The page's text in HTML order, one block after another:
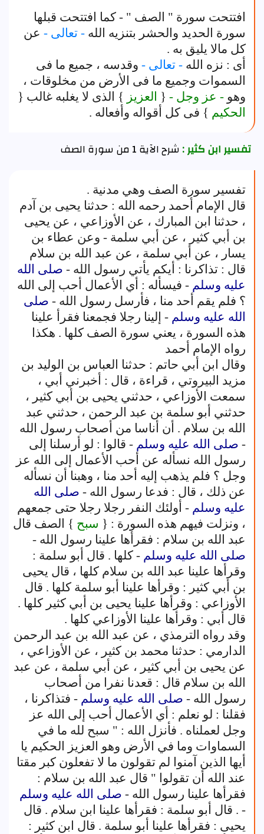
افتتحت سورة " الصف " - كما افتتحت قبلها
سورة الحديد والحشر بتنزيه الله - تعالى - عن
كل مالا يليق به .
أى : نزه الله - تعالى - وقدسه ، جميع ما فى
السموات وجميع ما فى الأرض من مخلوقات ،
وهو - عز وجل - { العزيز } الذى لا يغلبه غالب {
الحكيم } فى كل أقواله وأفعاله .
تفسير ابن كثير :شرح الآية 1 من سورة الصف
تفسير سورة الصف وهي مدنية .
قال الإمام أحمد رحمه الله : حدثنا يحيى بن آدم
، حدثنا ابن المبارك ، عن الأوزاعي ، عن يحيى
بن أبي كثير ، عن أبي سلمة - وعن عطاء بن
يسار ، عن أبي سلمة ، عن عبد الله بن سلام
قال : تذاكرنا : أيكم يأتي رسول الله - صلى الله
عليه وسلم - فيسأله : أي الأعمال أحب إلى الله
؟ فلم يقم أحد منا ، فأرسل رسول الله - صلى
الله عليه وسلم - إلينا رجلا فجمعنا فقرأ علينا
هذه السورة ، يعني سورة الصف كلها . هكذا
رواه الإمام أحمد
وقال ابن أبي حاتم : حدثنا العباس بن الوليد بن
مزيد البيروتي ، قراءة ، قال : أخبرني أبي ،
سمعت الأوزاعي ، حدثني يحيى بن أبي كثير ،
حدثني أبو سلمة بن عبد الرحمن ، حدثني عبد
الله بن سلام . أن أناسا من أصحاب رسول الله
- صلى الله عليه وسلم - قالوا : لو أرسلنا إلى
رسول الله نسأله عن أحب الأعمال إلى الله عز
وجل ؟ فلم يذهب إليه أحد منا ، وهبنا أن نسأله
عن ذلك ، قال : فدعا رسول الله - صلى الله
عليه وسلم - أولئك النفر رجلا رجلا حتى جمعهم
، ونزلت فيهم هذه السورة : { سبح } الصف قال
عبد الله بن سلام : فقرأها علينا رسول الله -
صلى الله عليه وسلم - كلها . قال أبو سلمة :
وقرأها علينا عبد الله بن سلام كلها ، قال يحيى
بن أبي كثير : وقرأها علينا أبو سلمة كلها . قال
الأوزاعي : وقرأها علينا يحيى بن أبي كثير كلها .
قال أبي : وقرأها علينا الأوزاعي كلها .
وقد رواه الترمذي ، عن عبد الله بن عبد الرحمن
الدارمي : حدثنا محمد بن كثير ، عن الأوزاعي ،
عن يحيى بن أبي كثير ، عن أبي سلمة ، عن عبد
الله بن سلام قال : قعدنا نفرا من أصحاب
رسول الله - صلى الله عليه وسلم - فتذاكرنا ،
فقلنا : لو نعلم : أي الأعمال أحب إلى الله عز
وجل لعملناه . فأنزل الله : " سبح لله ما في
السماوات وما في الأرض وهو العزيز الحكيم يا
أيها الذين آمنوا لم تقولون ما لا تفعلون كبر مقتا
عند الله أن تقولوا " قال عبد الله بن سلام :
فقرأها علينا رسول الله - صلى الله عليه وسلم
- . قال أبو سلمة : فقرأها علينا ابن سلام . قال
يحيى : فقرأها علينا أبو سلمة . قال ابن كثير :